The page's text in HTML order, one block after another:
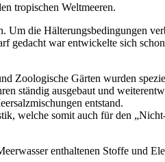
tropischen Weltmeeren.
Um die Hälterungsbedingungen
gedacht war entwickelte sich
Zoologische Gärten wurden
ständig ausgebaut und
entstand.
welche somit auch für den
enthaltenen Stoffe und